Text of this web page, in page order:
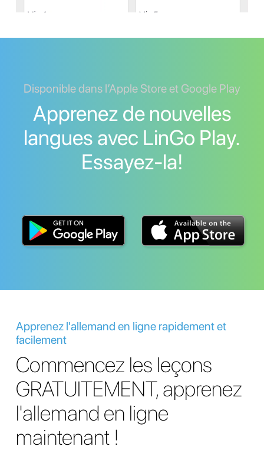
Disponible dans l’Apple Store et Google Play
Apprenez de nouvelles
langues avec LinGo Play.
Essayez-la!
Apprenez l'allemand en ligne rapidement et
facilement
Commencez les leçons
GRATUITEMENT, apprenez
l'allemand en ligne
maintenant !